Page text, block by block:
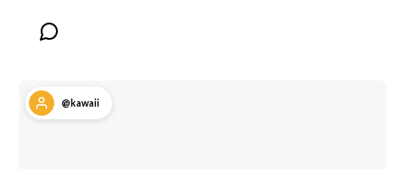
@kawaii